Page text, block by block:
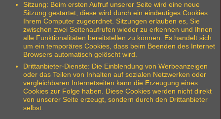
Sitzung: Beim ersten Aufruf unserer Seite wird eine neue
Sitzung gestartet, diese wird durch ein eindeutiges Cookies
Ihrem Computer zugeordnet. Sitzungen erlauben es, Sie
zwischen zwei Seitenaufrufen wieder zu erkennen und Ihnen
alle Funktionalitäten bereitstellen zu können. Es handelt sich
um ein temporäres Cookies, dass beim Beenden des Internet
Browsers automatisch gelöscht wird.
Drittanbieter-Dienste: Die Einblendung von Werbeanzeigen
oder das Teilen von Inhalten auf sozialen Netzwerken oder
vergleichbaren Internetseiten kann die Erzeugung eines
Cookies zur Folge haben. Diese Cookies werden nicht direkt
von unserer Seite erzeugt, sondern durch den Drittanbieter
selbst.